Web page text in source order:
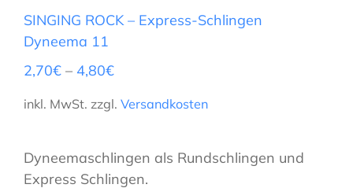
SINGING ROCK – Express-Schlingen
Dyneema 11
2,70€ – 4,80€
inkl. MwSt. zzgl. Versandkosten
Dyneemaschlingen als Rundschlingen und
Express Schlingen.